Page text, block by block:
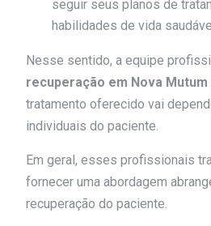
seguir seus planos de
habilidades de vida
Nesse sentido, a equipe
recuperação em Nova Mutum
tratamento oferecido vai
individuais do paciente.
Em geral, esses profissionais
fornecer uma abordagem
recuperação do paciente.